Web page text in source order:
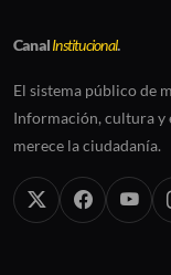
CanalInstitucional.
El sistema público de
Información, cultura y
merece la ciudadanía.